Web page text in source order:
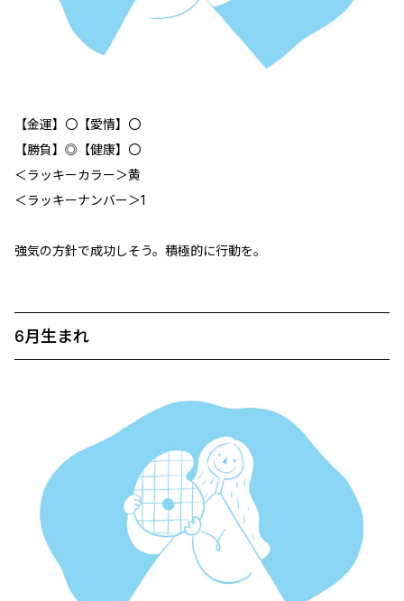
【金運】〇【愛情】〇
【勝負】◎【健康】〇
＜ラッキーカラー＞黄
＜ラッキーナンバー＞1
強気の方針で成功しそう。積極的に行動を。
6月生まれ